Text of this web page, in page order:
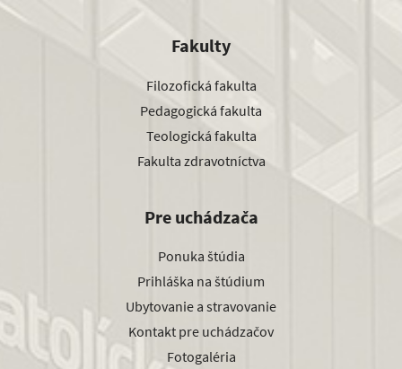
Fakulty
Filozofická fakulta
Pedagogická fakulta
Teologická fakulta
Fakulta zdravotníctva
Pre uchádzača
Ponuka štúdia
Prihláška na štúdium
Ubytovanie a stravovanie
Kontakt pre uchádzačov
Fotogaléria